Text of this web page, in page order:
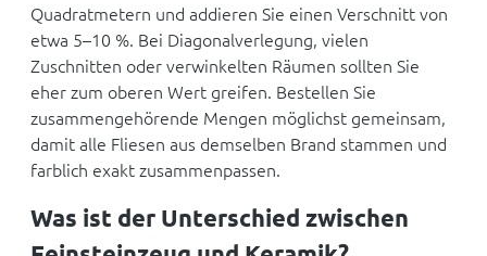
Quadratmetern und addieren Sie einen Verschnitt von
etwa 5–10 %. Bei Diagonalverlegung, vielen
Zuschnitten oder verwinkelten Räumen sollten Sie
eher zum oberen Wert greifen. Bestellen Sie
zusammengehörende Mengen möglichst gemeinsam,
damit alle Fliesen aus demselben Brand stammen und
farblich exakt zusammenpassen.
Was ist der Unterschied zwischen